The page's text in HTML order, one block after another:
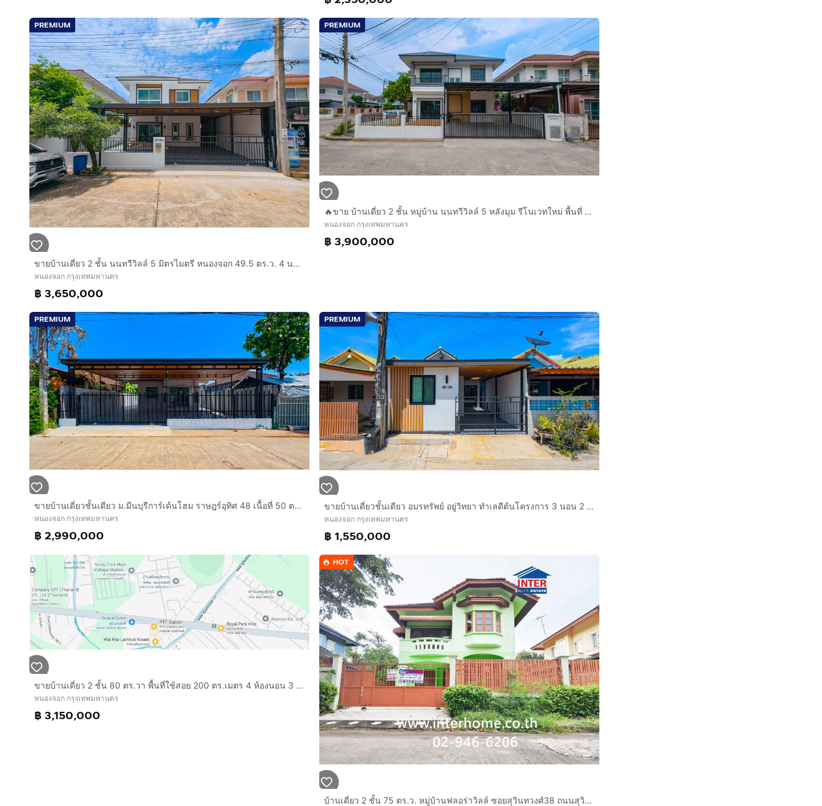
PREMIUM
ขายบ้านเดี่ยว 2 ชั้น นนทวีวิลล์ 5 มิตรไมตรี หนองจอก 49.5 ตร.ว. 4 นอน 2 น้ำ รีโนเวทใหม่ พร้อมอยู่
หนองจอก กรุงเทพมหานคร
฿ 3,650,000
PREMIUM
🔥ขาย บ้านเดี่ยว 2 ชั้น หมู่บ้าน นนทวีวิลล์ 5 หลังมุม รีโนเวทใหม่ พื้นที่ 51.8 ตร.วา ทำเลมิตรไมตรี หนองจอก พร้อมอยู่
หนองจอก กรุงเทพมหานคร
฿ 3,900,000
PREMIUM
ขายบ้านเดี่ยวชั้นเดียว ม.มีนบุรีการ์เด้นโฮม ราษฎร์อุทิศ 48 เนื้อที่ 50 ตรว. 3 ห้องนอน 2 ห้องน้ำ จอดรถ 2 คัน
หนองจอก กรุงเทพมหานคร
฿ 2,990,000
PREMIUM
ขายบ้านเดี่ยวชั้นเดียว อมรทรัพย์ อยู่วิทยา ทำเลดีต้นโครงการ 3 นอน 2 น้ำ ใกล้สิ่งอำนวยความสะดวก
หนองจอก กรุงเทพมหานคร
฿ 1,550,000
ขายบ้านเดี่ยว 2 ชั้น 80 ตร.วา พื้นที่ใช้สอย 200 ตร.เมตร 4 ห้องนอน 3 ห้องน้ำ หมู่บ้านโรยัลปาร์ควิลล์ ถนนสุวินทวงศ์ 44
หนองจอก กรุงเทพมหานคร
฿ 3,150,000
HOT
บ้านเดี่ยว 2 ชั้น 75 ตร.ว. หมู่บ้านฟลอร่าวิลล์ ซอยสุวินทวงศ์38 ถนนสุวินทวงศ์ เขตหนองจอก กรุงเทพมหานคร